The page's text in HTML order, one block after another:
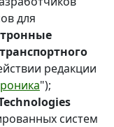
для
редакции
");
систем